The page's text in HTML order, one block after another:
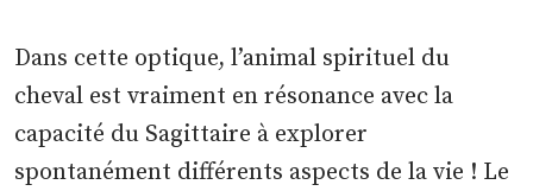
Dans cette optique, l’animal spirituel du
cheval est vraiment en résonance avec la
capacité du Sagittaire à explorer
spontanément différents aspects de la vie ! Le